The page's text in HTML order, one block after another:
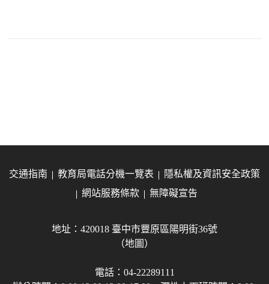
交通指南 教育局電話分機一覽表
隱私權及資訊安全政策
網站服務條款
無障礙宣告
地址：420018 臺中市豐原區陽明街36號
（地圖）
電話：04-22289111